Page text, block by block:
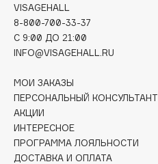
Clarins
Clarins Precious
Clinique
Clive Christian
Club De Nuit
Collagenina
Corimo
VISAGEHALL
8-800-700-33-37
C 9:00 ДО 21:00
INFO@VISAGEHALL.RU
МОИ ЗАКАЗЫ
ПЕРСОНАЛЬНЫЙ КОНСУЛЬТАНТ
АКЦИИ
ИНТЕРЕСНОЕ
ПРОГРАММА ЛОЯЛЬНОСТИ
ДОСТАВКА И ОПЛАТА